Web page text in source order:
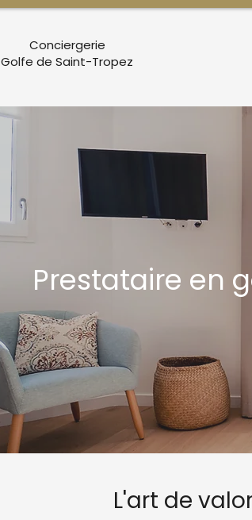
Conciergerie
Golfe de Saint-Tropez
Prestataire en
L'art de